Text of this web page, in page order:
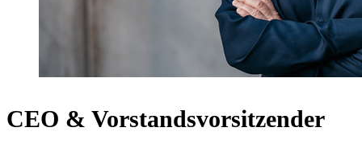
CEO & Vorstandsvorsitzender